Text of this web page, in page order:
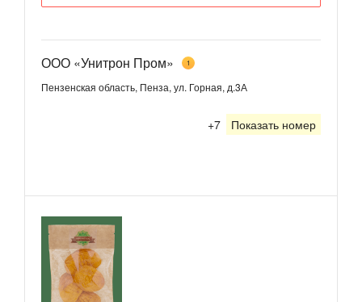
ООО «Унитрон Пром» 1
Пензенская область, Пенза, ул. Горная, д.3А
+7 Показать номер